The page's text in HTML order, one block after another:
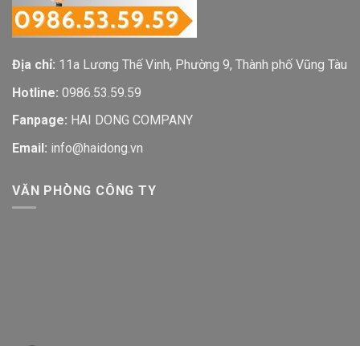
Địa chỉ: 11a Lương Thế Vinh, Phường 9, Thành phố Vũng Tàu
Hotline: 0986.53.59.59
Fanpage: HAI DONG COMPANY
Email: info@haidong.vn
VĂN PHÒNG CÔNG TY